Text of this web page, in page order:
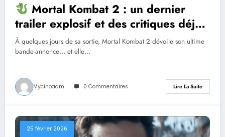
Mortal Kombat 2 : un dernier
trailer explosif et des critiques déjà
dithyrambiques ! [Let’s F*ckin’ Go]
À quelques jours de sa sortie, Mortal Kombat 2 dévoile son ultime
bande-annonce… et elle…
Mycinoadm 0 Commentaires Lire La Suite
25 février 2026